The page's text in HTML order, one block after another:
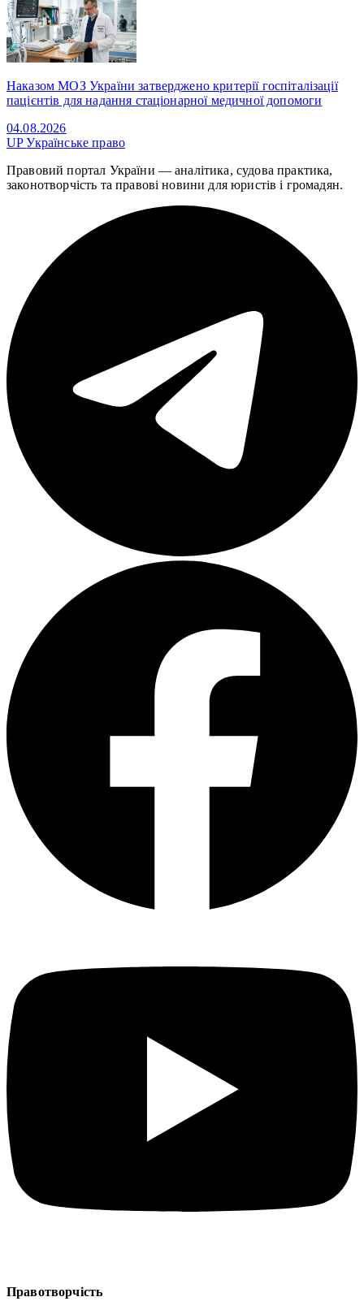
Наказом МОЗ України затверджено критерії госпіталізації
пацієнтів для надання стаціонарної медичної допомоги
04.08.2026
UPУкраїнське право
Правовий портал України — аналітика, судова практика,
законотворчість та правові новини для юристів і громадян.
Правотворчість